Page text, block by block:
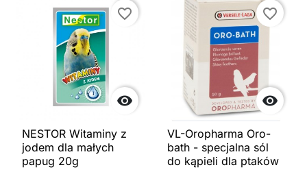

favorite_border
NESTOR Witaminy z
jodem dla małych
papug 20g

favorite_border
VL-Oropharma Oro-
bath - specjalna sól
do kąpieli dla ptaków